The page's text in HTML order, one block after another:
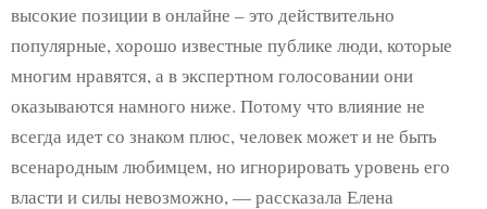
высокие позиции в онлайне – это действительно
популярные, хорошо известные публике люди, которые
многим нравятся, а в экспертном голосовании они
оказываются намного ниже. Потому что влияние не
всегда идет со знаком плюс, человек может и не быть
всенародным любимцем, но игнорировать уровень его
власти и силы невозможно, — рассказала Елена